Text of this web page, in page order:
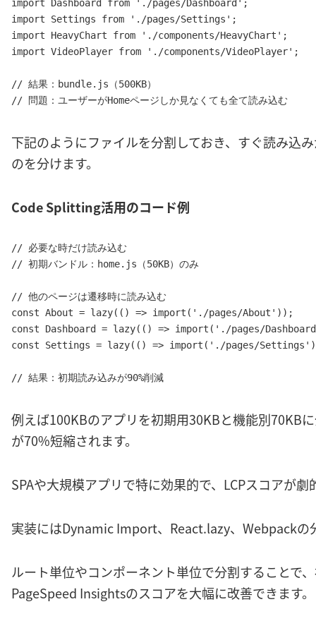
import Dashboard from './pages/Dashboard';
import Settings from './pages/Settings';
import HeavyChart from './components/HeavyChart';
import VideoPlayer from './components/VideoPlayer';
// 結果：bundle.js（500KB）
// 問題：ユーザーがHomeページしか見なくても全て読み込む
下記のようにファイルを分割しておき、すぐ読み込
のを分けます。
Code Splitting活用のコード例
// 必要な時だけ読み込む
// 初期バンドル：home.js（50KB）のみ
// 他のページは遷移時に読み込む
const About = lazy(() => import('./pages/About'));
const Dashboard = lazy(() => import('./pages/
const Settings = lazy(() => import('./pages/
// 結果：初期読み込みが90%削減
例えば100KBのアプリを初期用30KBと機能別70KB
が70%短縮されます。
SPAや大規模アプリで特に効果的で、LCPスコアが劇
実装にはDynamic Import、React.lazy、Webpackの
ルート単位やコンポーネント単位で分割することで
PageSpeed Insightsのスコアを大幅に改善できます。